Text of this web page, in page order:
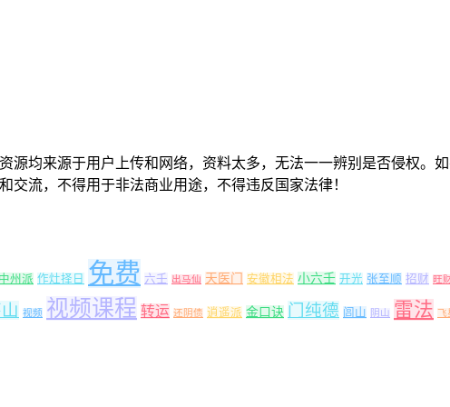
源均来源于用户上传和网络，资料太多，无法一一辨别是否侵权。
交流，不得用于非法商业用途，不得违反国家法律！
中州派 作灶择日 免费 六壬 出马仙 天医门 安徽相法 小六壬 开光 张至顺 招财 旺
视频 视频课程 转运 还阴债 逍遥派 金口诀 门纯德 闾山 阴山 雷法 飞